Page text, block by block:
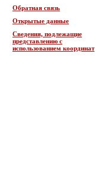
Обратная связь
Открытые данные
Сведения, подлежащие
представлению с
использованием координат